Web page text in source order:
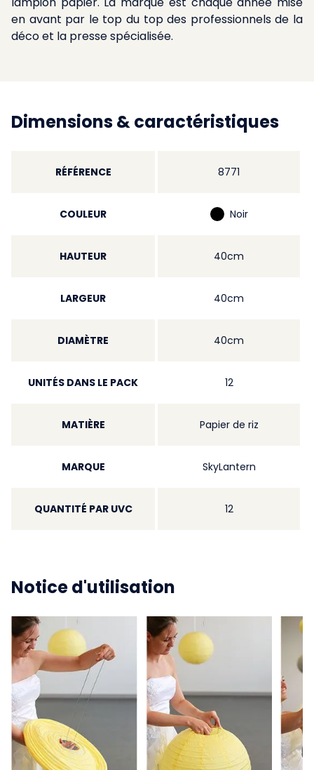
en avant par le top du top des professionnels de la
déco et la presse spécialisée.
Dimensions & caractéristiques
RÉFÉRENCE 8771
COULEUR Noir
HAUTEUR 40cm
LARGEUR 40cm
DIAMÈTRE 40cm
UNITÉS DANS LE PACK 12
MATIÈRE Papier de riz
MARQUE SkyLantern
QUANTITÉ PAR UVC 12
Notice d'utilisation